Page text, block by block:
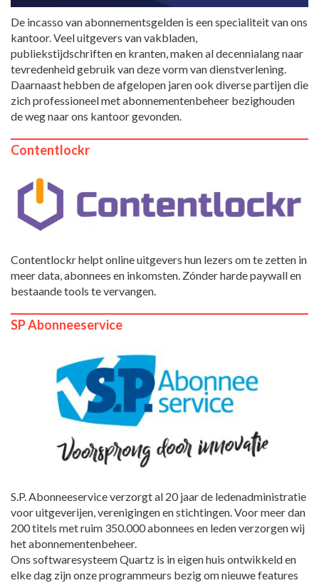
De incasso van abonnementsgelden is een specialiteit van ons
kantoor. Veel uitgevers van vakbladen,
publiekstijdschriften en kranten, maken al decennialang naar
tevredenheid gebruik van deze vorm van dienstverlening.
Daarnaast hebben de afgelopen jaren ook diverse partijen die
zich professioneel met abonnementenbeheer bezighouden
de weg naar ons kantoor gevonden.
Contentlockr
Contentlockr helpt online uitgevers hun lezers om te zetten in
meer data, abonnees en inkomsten. Zónder harde paywall en
bestaande tools te vervangen.
SP Abonneeservice
S.P. Abonneeservice verzorgt al 20 jaar de ledenadministratie
voor uitgeverijen, verenigingen en stichtingen. Voor meer dan
200 titels met ruim 350.000 abonnees en leden verzorgen wij
het abonnementenbeheer.
Ons softwaresysteem Quartz is in eigen huis ontwikkeld en
elke dag zijn onze programmeurs bezig om nieuwe features